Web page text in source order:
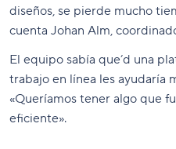
diseños, se pierde mucho
cuenta Johan Alm,
El equipo sabía que’d una
trabajo en línea les ayudaría
«Queríamos tener algo que
eficiente».